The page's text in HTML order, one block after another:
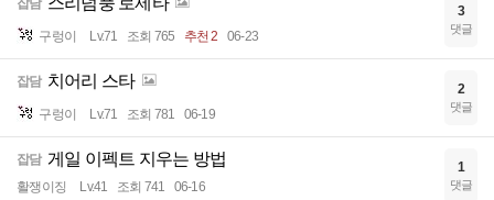
구렁이 Lv.71 조회 765 추천 2 06-23
3
댓글
잡담 치어리 스타
구렁이 Lv.71 조회 781 06-19
2
댓글
잡담 게일 이펙트 지우는 방법
활쟁이징 Lv.41 조회 741 06-16
1
댓글